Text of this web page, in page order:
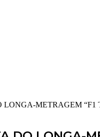
METRAGEM “F1